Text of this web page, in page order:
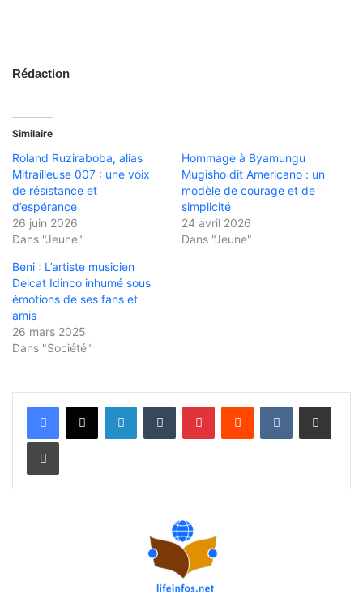
Rédaction
Similaire
Roland Ruziraboba, alias
Mitrailleuse 007 : une voix
de résistance et
d’espérance
26 juin 2026
Dans "Jeune"
Hommage à Byamungu
Mugisho dit Americano : un
modèle de courage et de
simplicité
24 avril 2026
Dans "Jeune"
Beni : L’artiste musicien
Delcat Idinco inhumé sous
émotions de ses fans et
amis
26 mars 2025
Dans "Société"